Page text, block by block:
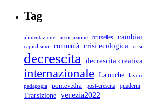
Tag
alimentazione associazione bruxelles
capitalismo comunità crisi ecologica crisi
decrescita decrescita creativa
internazionale Latouche lavoro
pedagogia pontevedra post-crescita quaderni
Transizione venezia2022